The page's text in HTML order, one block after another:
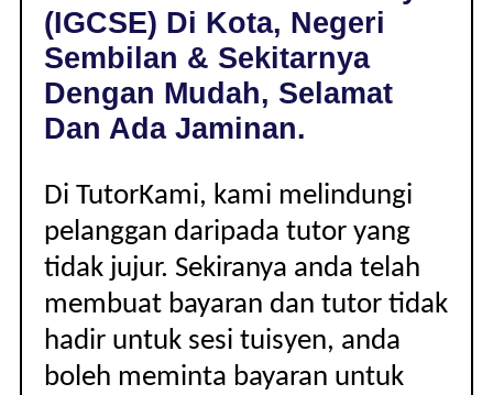
LOWER
SECONDARY
(IGCSE)
(IGCSE) Di Kota, Negeri
Sembilan & Sekitarnya
Dengan Mudah, Selamat
Dan Ada Jaminan.
Di TutorKami, kami melindungi
pelanggan daripada tutor yang
tidak jujur. Sekiranya anda telah
membuat bayaran dan tutor tidak
hadir untuk sesi tuisyen, anda
boleh meminta bayaran untuk